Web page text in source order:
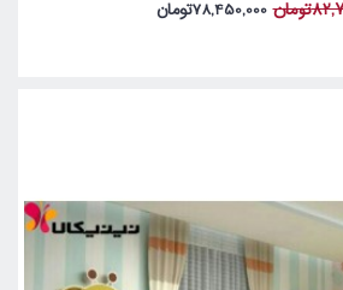
78,450,000تومان